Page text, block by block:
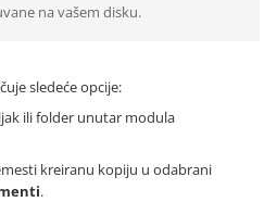
na vašem disku.
sledeće opcije:
ili folder unutar modula
kreiranu kopiju u odabrani
.